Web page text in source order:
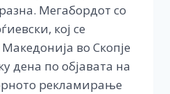
Мегабордот со
кој се
во Скопје
дена по објавата на
рекламирање